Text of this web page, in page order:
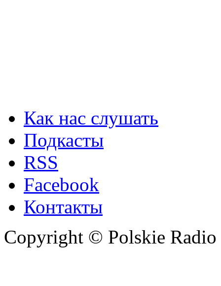
Как нас слушать
Подкасты
RSS
Facebook
Контакты
Copyright © Polskie